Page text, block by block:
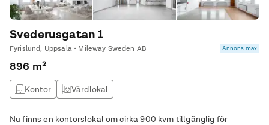
Svederusgatan 1
Fyrislund, Uppsala • Mileway Sweden AB Annons max
896 m²
Kontor Vårdlokal
Nu finns en kontorslokal om cirka 900 kvm tillgänglig för